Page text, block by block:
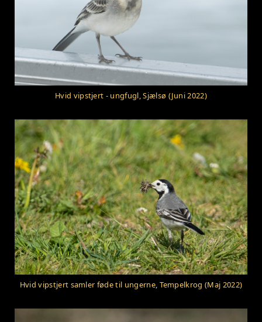
Hvid vipstjert - ungfugl, Sjælsø (Juni 2022)
Hvid vipstjert samler føde til ungerne, Tempelkrog (Maj 2022)